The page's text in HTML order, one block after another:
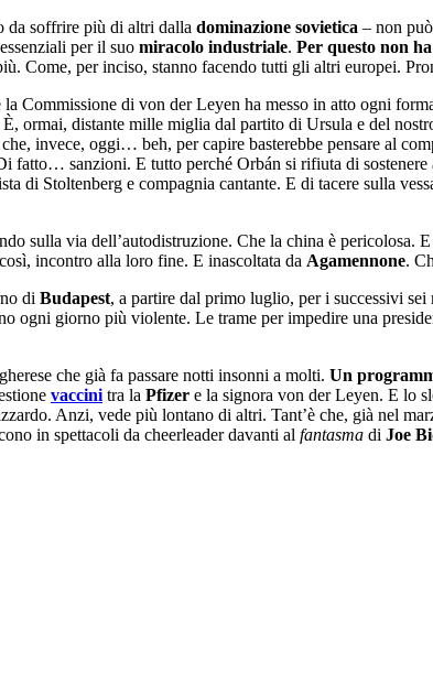
da soffrire più di altri dalla dominazione sovietica – non
essenziali per il suo miracolo industriale. Per questo non
Come, per inciso, stanno facendo tutti gli altri europei.
Commissione di von der Leyen ha messo in atto ogni
È, ormai, distante mille miglia dal partito di Ursula e del
invece, oggi… beh, per capire basterebbe pensare al
sanzioni. E tutto perché Orbán si rifiuta di sostenere
di Stoltenberg e compagnia cantante. E di tacere sulla
sulla via dell’autodistruzione. Che la china è pericolosa.
incontro alla loro fine. E inascoltata da Agamennone.
di Budapest, a partire dal primo luglio, per i successivi
ogni giorno più violente. Le trame per impedire una
che già fa passare notti insonni a molti. Un
vaccini tra la Pfizer e la signora von der Leyen. E lo
Anzi, vede più lontano di altri. Tant’è che, già nel
in spettacoli da cheerleader davanti al fantasma di Joe